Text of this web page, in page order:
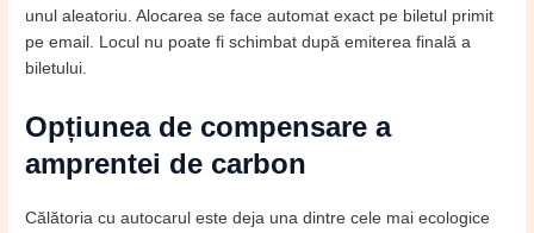
unul aleatoriu. Alocarea se face automat exact pe biletul primit
pe email. Locul nu poate fi schimbat după emiterea finală a
biletului.
Opțiunea de compensare a
amprentei de carbon
Călătoria cu autocarul este deja una dintre cele mai ecologice